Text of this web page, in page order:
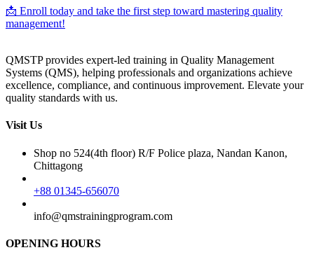
📩 Enroll today and take the first step toward mastering quality
management!
QMSTP provides expert-led training in Quality Management
Systems (QMS), helping professionals and organizations achieve
excellence, compliance, and continuous improvement. Elevate your
quality standards with us.
Visit Us
Shop no 524(4th floor) R/F Police plaza, Nandan Kanon,
Chittagong
+88 01345-656070
info@qmstrainingprogram.com
OPENING HOURS